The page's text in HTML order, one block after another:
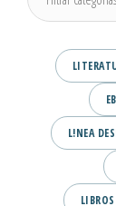
L!NEA